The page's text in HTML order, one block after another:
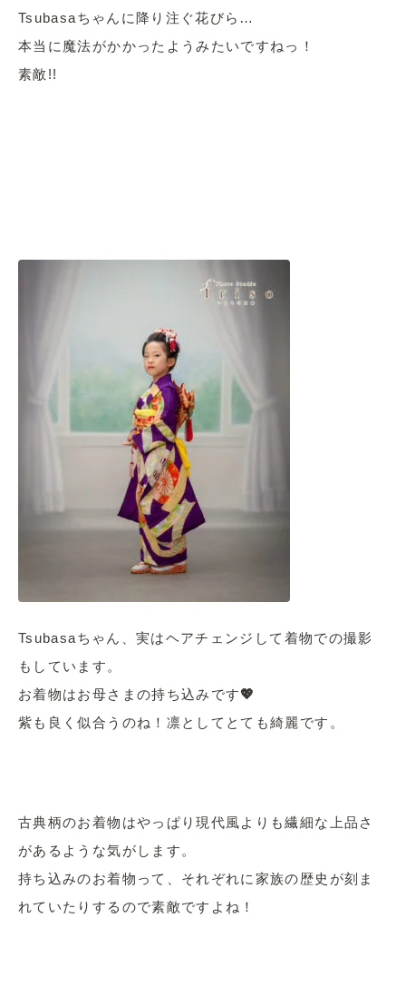
Tsubasaちゃんに降り注ぐ花びら…
本当に魔法がかかったようみたいですねっ！
素敵!!
Tsubasaちゃん、実はヘアチェンジして着物での撮影
もしています。
お着物はお母さまの持ち込みです💖
紫も良く似合うのね！凛としてとても綺麗です。
古典柄のお着物はやっぱり現代風よりも繊細な上品さ
があるような気がします。
持ち込みのお着物って、それぞれに家族の歴史が刻ま
れていたりするので素敵ですよね！